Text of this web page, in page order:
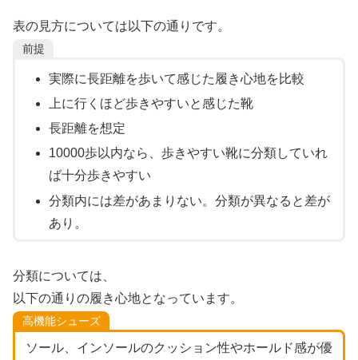
表の見方については以下の通りです。
前提
実際に長距離を歩いて感じた履き心地を比較
上に行くほど歩きやすいと感じた靴
長距離を想定
10000歩以内なら、歩きやすい靴に分類していれ
ば十分歩きやすい
分類内には差があまりない。分類が異なると差が
あり。
分類については、
以下の通りの履き心地となっています。
高機能シューズ
ソール、インソールのクッション性やホールド感が優